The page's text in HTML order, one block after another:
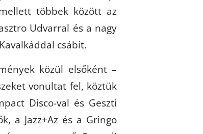
többek között az
Udvarral és a nagy
csábít.
közül elsőként –
vonultat fel, köztük
Disco-val és Geszti
a Jazz+Az és a Gringo